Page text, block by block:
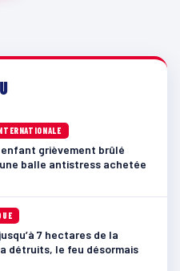
grièvement brûlé
balle antistress achetée
7 hectares de la
détruits, le feu désormais